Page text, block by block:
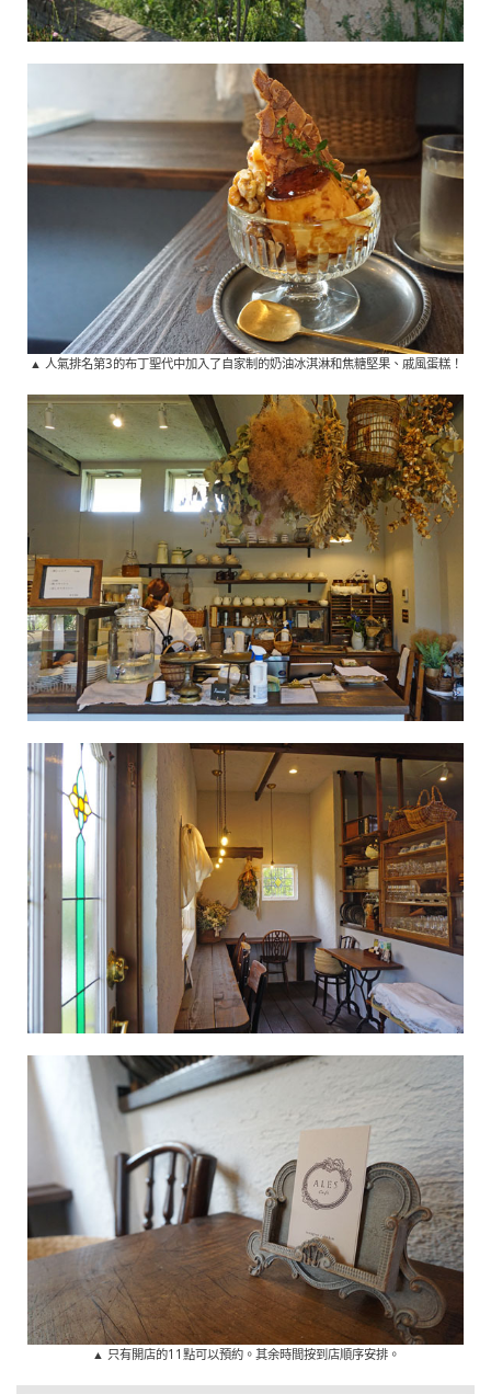
▲ 人氣排名第3的布丁聖代中加入了自家制的奶油冰淇淋和焦糖堅果、戚風蛋糕！
▲ 只有開店的11點可以預約。其余時間按到店順序安排。